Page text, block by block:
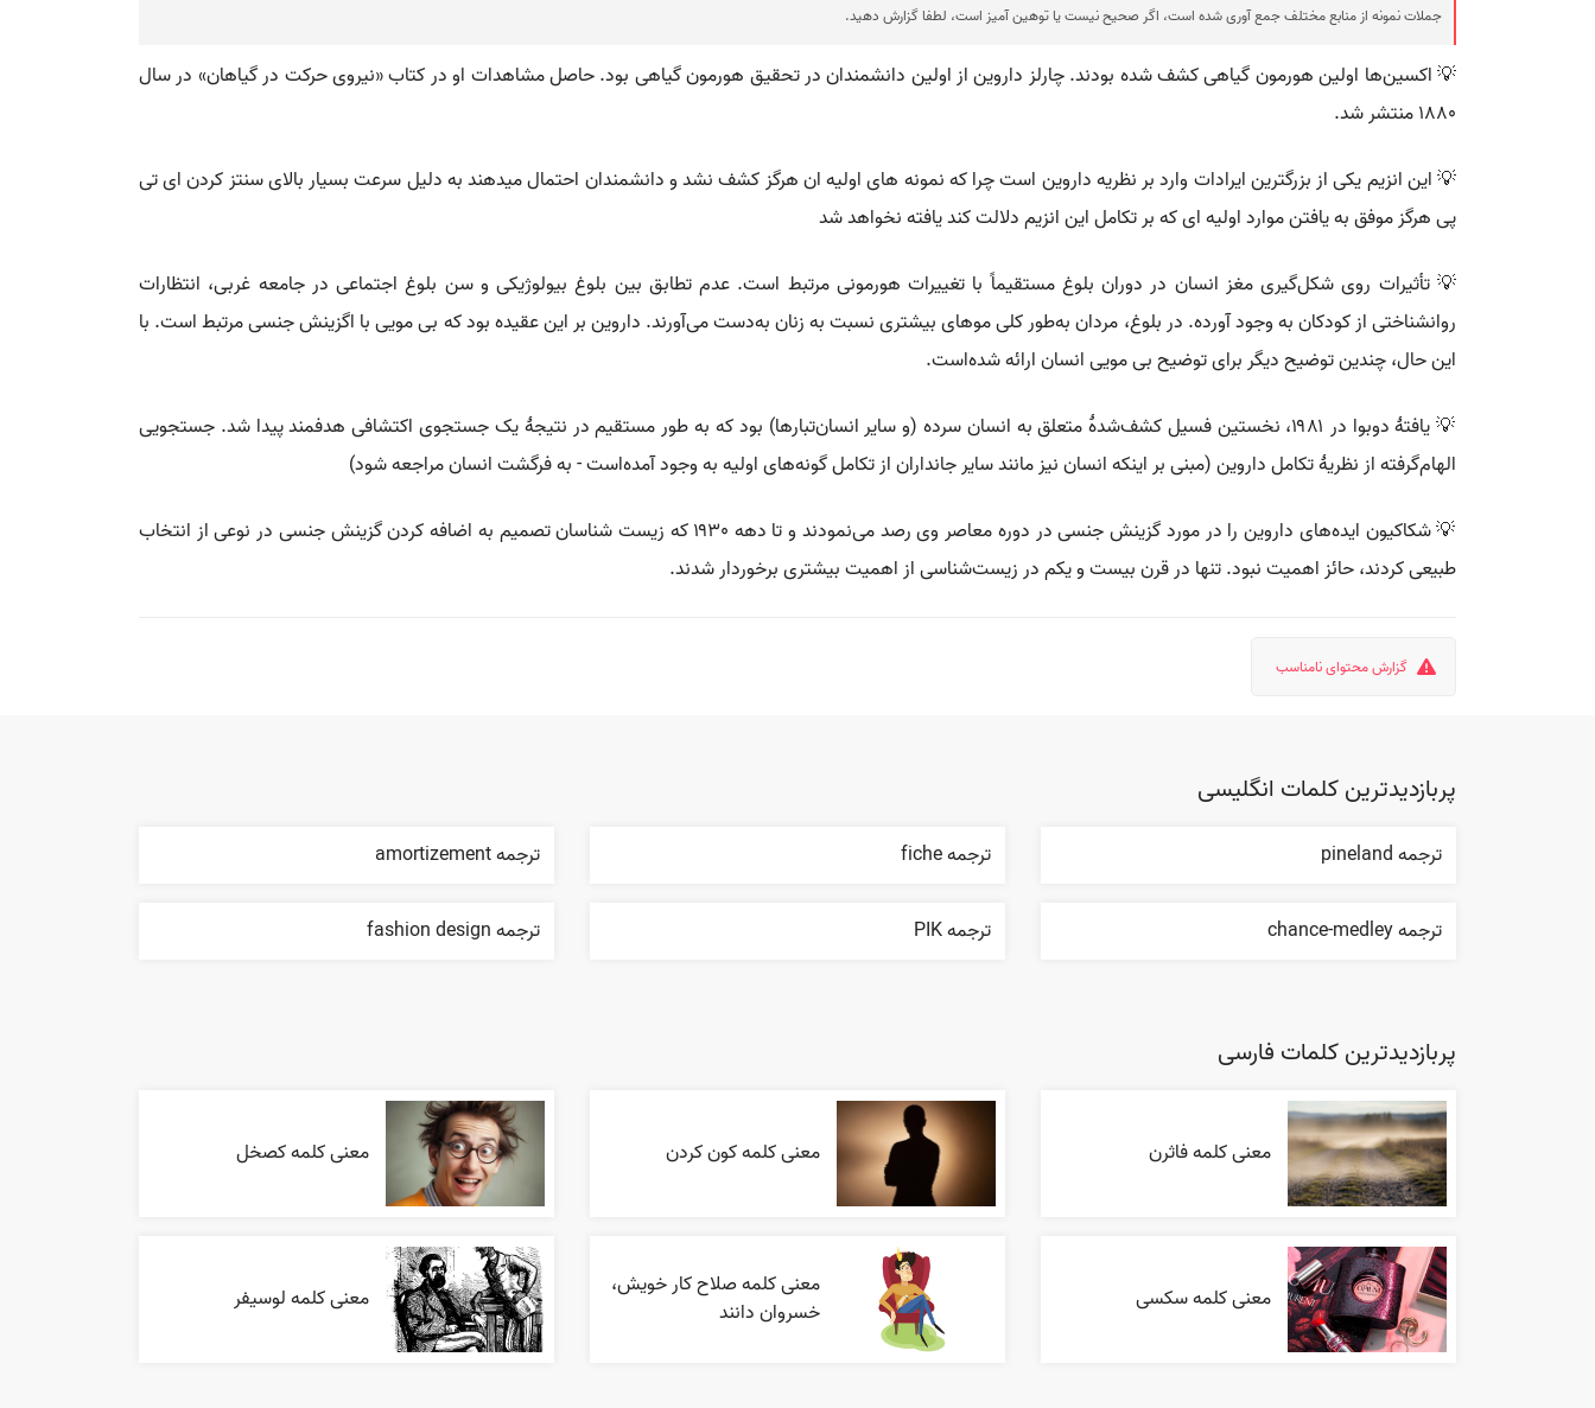
جملات نمونه از منابع مختلف جمع آوری شده است، اگر صحیح نیست یا توهین آمیز است، لطفا گزارش دهید.
💡 اکسین‌ها اولین هورمون گیاهی کشف شده بودند. چارلز داروین از اولین دانشمندان در تحقیق هورمون گیاهی بود. حاصل مشاهدات او در کتاب «نیروی حرکت در گیاهان» در سال
۱۸۸۰ منتشر شد.
💡 این انزیم یکی از بزرگترین ایرادات وارد بر نظریه داروین است چرا که نمونه های اولیه ان هرگز کشف نشد و دانشمندان احتمال میدهند به دلیل سرعت بسیار بالای سنتز کردن ای تی
پی هرگز موفق به یافتن موارد اولیه ای که بر تکامل این انزیم دلالت کند یافته نخواهد شد
💡 تأثیرات روی شکل‌گیری مغز انسان در دوران بلوغ مستقیماً با تغییرات هورمونی مرتبط است. عدم تطابق بین بلوغ بیولوژیکی و سن بلوغ اجتماعی در جامعه غربی، انتظارات
روانشناختی از کودکان به وجود آورده. در بلوغ، مردان به‌طور کلی موهای بیشتری نسبت به زنان به‌دست می‌آورند. داروین بر این عقیده بود که بی مویی با اگزینش جنسی مرتبط است. با
این حال، چندین توضیح دیگر برای توضیح بی مویی انسان ارائه شده‌است.
💡 یافتهٔ دوبوا در ۱۹۸۱، نخستین فسیل کشف‌شدۀ متعلق به انسان سرده (و سایر انسان‌تبارها) بود که به طور مستقیم در نتیجهٔ یک جستجوی اکتشافی هدفمند پیدا شد. جستجویی
الهام‌گرفته از نظریهٔ تکامل داروین (مبنی بر اینکه انسان نیز مانند سایر جانداران از تکامل گونه‌های اولیه به وجود آمده‌است - به فرگشت انسان مراجعه شود)
💡 شکاکیون ایده‌های داروین را در مورد گزینش جنسی در دوره معاصر وی رصد می‌نمودند و تا دهه ۱۹۳۰ که زیست شناسان تصمیم به اضافه کردن گزینش جنسی در نوعی از انتخاب
طبیعی کردند، حائز اهمیت نبود. تنها در قرن بیست و یکم در زیست‌شناسی از اهمیت بیشتری برخوردار شدند.
گزارش محتوای نامناسب
پربازدیدترین کلمات انگلیسی
ترجمه pineland ترجمه fiche ترجمه amortizement
ترجمه chance-medley ترجمه PIK ترجمه fashion design
پربازدیدترین کلمات فارسی
معنی کلمه فاثرن معنی کلمه کون کردن معنی کلمه کصخل
معنی کلمه سکسی
معنی کلمه صلاح کار خویش،
خسروان دانند
معنی کلمه لوسیفر